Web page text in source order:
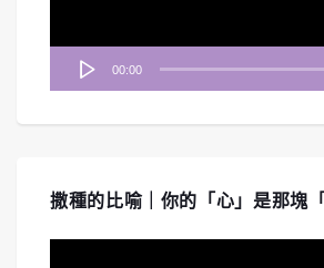
00:00
撒種的比喻｜你的「心」是那塊